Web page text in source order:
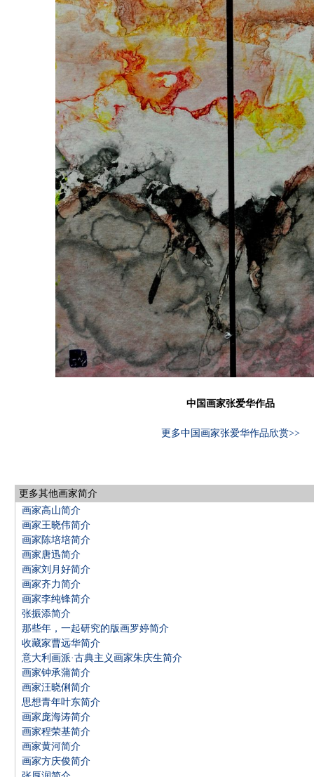
中国画家张爱华作品
更多中国画家张爱华作品欣赏>>
更多其他画家简介
画家高山简介
画家王晓伟简介
画家陈培培简介
画家唐迅简介
画家刘月好简介
画家齐力简介
画家李纯锋简介
张振添简介
那些年，一起研究的版画罗婷简介
收藏家曹远华简介
意大利画派·古典主义画家朱庆生简介
画家钟承蒲简介
画家汪晓俐简介
思想青年叶东简介
画家庞海涛简介
画家程荣基简介
画家黄河简介
画家方庆俊简介